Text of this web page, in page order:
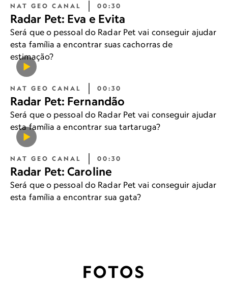
NAT GEO CANAL 00:30
Radar Pet: Eva e Evita
Será que o pessoal do Radar Pet vai conseguir ajudar
esta família a encontrar suas cachorras de
estimação?
NAT GEO CANAL 00:30
Radar Pet: Fernandão
Será que o pessoal do Radar Pet vai conseguir ajudar
esta família a encontrar sua tartaruga?
NAT GEO CANAL 00:30
Radar Pet: Caroline
Será que o pessoal do Radar Pet vai conseguir ajudar
esta família a encontrar sua gata?
FOTOS